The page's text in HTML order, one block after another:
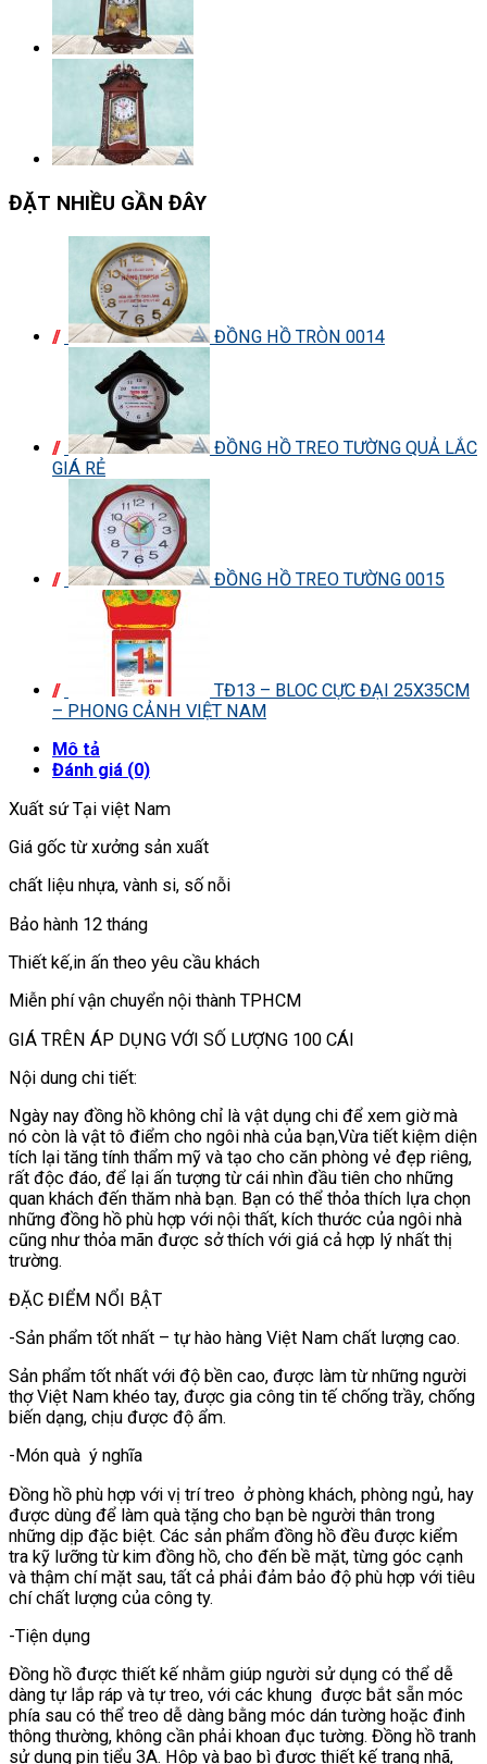
ĐẶT NHIỀU GẦN ĐÂY
ĐỒNG HỒ TRÒN 0014
ĐỒNG HỒ TREO TƯỜNG QUẢ LẮC
GIÁ RẺ
ĐỒNG HỒ TREO TƯỜNG 0015
TĐ13 – BLOC CỰC ĐẠI 25X35CM
– PHONG CẢNH VIỆT NAM
Mô tả
Đánh giá (0)
Xuất sứ Tại việt Nam
Giá gốc từ xưởng sản xuất
chất liệu nhựa, vành si, số nỗi
Bảo hành 12 tháng
Thiết kế,in ấn theo yêu cầu khách
Miễn phí vận chuyển nội thành TPHCM
GIÁ TRÊN ÁP DỤNG VỚI SỐ LƯỢNG 100 CÁI
Nội dung chi tiết:
Ngày nay đồng hồ không chỉ là vật dụng chi để xem giờ mà
nó còn là vật tô điểm cho ngôi nhà của bạn,Vừa tiết kiệm diện
tích lại tăng tính thẩm mỹ và tạo cho căn phòng vẻ đẹp riêng,
rất độc đáo, để lại ấn tượng từ cái nhìn đầu tiên cho những
quan khách đến thăm nhà bạn. Bạn có thể thỏa thích lựa chọn
những đồng hồ phù hợp với nội thất, kích thước của ngôi nhà
cũng như thỏa mãn được sở thích với giá cả hợp lý nhất thị
trường.
ĐẶC ĐIỂM NỔI BẬT
-Sản phẩm tốt nhất – tự hào hàng Việt Nam chất lượng cao.
Sản phẩm tốt nhất với độ bền cao, được làm từ những người
thợ Việt Nam khéo tay, được gia công tin tế chống trầy, chống
biến dạng, chịu được độ ẩm.
-Món quà ý nghĩa
Đồng hồ phù hợp với vị trí treo ở phòng khách, phòng ngủ, hay
được dùng để làm quà tặng cho bạn bè người thân trong
những dịp đặc biệt. Các sản phẩm đồng hồ đều được kiểm
tra kỹ lưỡng từ kim đồng hồ, cho đến bề mặt, từng góc cạnh
và thậm chí mặt sau, tất cả phải đảm bảo độ phù hợp với tiêu
chí chất lượng của công ty.
-Tiện dụng
Đồng hồ được thiết kế nhằm giúp người sử dụng có thể dễ
dàng tự lắp ráp và tự treo, với các khung được bắt sẵn móc
phía sau có thể treo dễ dàng bằng móc dán tường hoặc đinh
thông thường, không cần phải khoan đục tường. Đồng hồ tranh
sử dụng pin tiểu 3A. Hộp và bao bì được thiết kế trang nhã,